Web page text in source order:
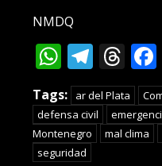
NMDQ
Tags: ar del Plata
defensa civil
Montenegro
mal clima
seguridad